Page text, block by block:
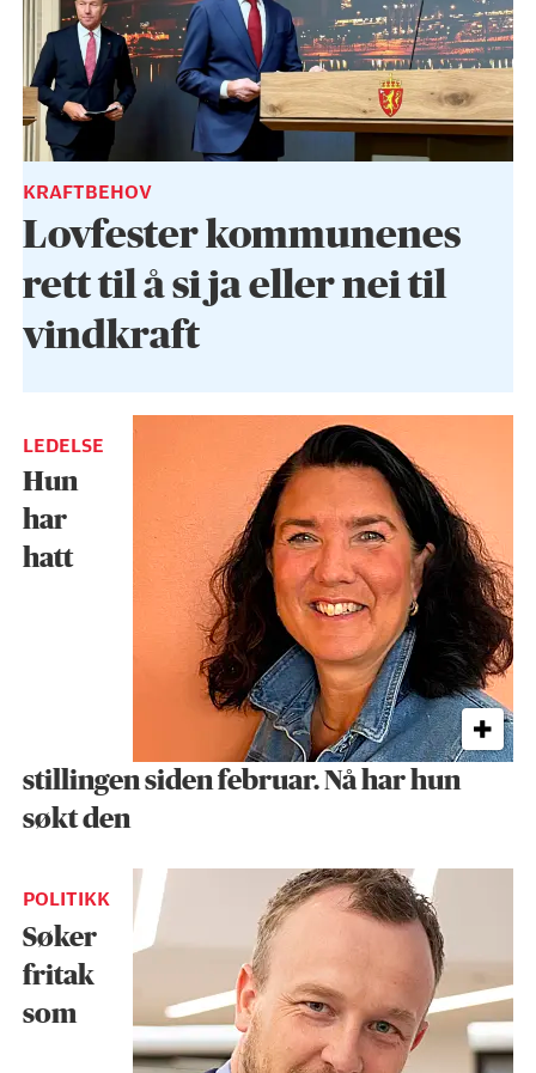
KRAFTBEHOV
Lovfester kommunenes
rett til å si ja eller nei til
vindkraft
LEDELSE
Hun
har
hatt
stillingen siden februar. Nå har hun
søkt den
POLITIKK
Søker
fritak
som